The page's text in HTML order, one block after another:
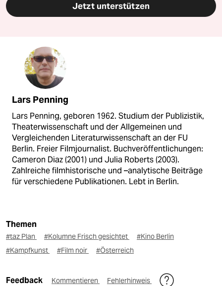
Jetzt unterstützen
Lars Penning
Lars Penning, geboren 1962. Studium der Publizistik,
Theaterwissenschaft und der Allgemeinen und
Vergleichenden Literaturwissenschaft an der FU
Berlin. Freier Filmjournalist. Buchveröffentlichungen:
Cameron Diaz (2001) und Julia Roberts (2003).
Zahlreiche filmhistorische und –analytische Beiträge
für verschiedene Publikationen. Lebt in Berlin.
Themen
#taz Plan #Kolumne Frisch gesichtet
#Kino Berlin
#Kampfkunst
#Film noir #Österreich
Feedback Kommentieren Fehlerhinweis